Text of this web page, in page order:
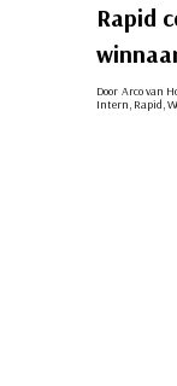
Rapid
Door Arco van
Intern, Rapid,